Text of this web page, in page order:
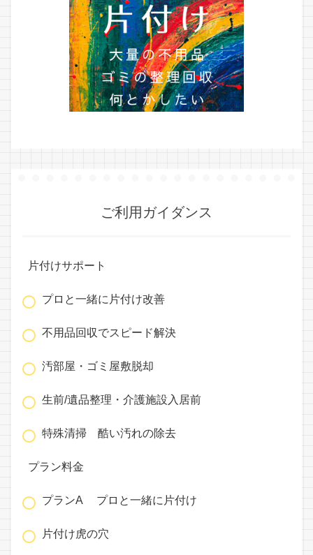
ご利用ガイダンス
片付けサポート
プロと一緒に片付け改善
不用品回収でスピード解決
汚部屋・ゴミ屋敷脱却
生前/遺品整理・介護施設入居前
特殊清掃 酷い汚れの除去
プラン料金
プランA プロと一緒に片付け
片付け虎の穴